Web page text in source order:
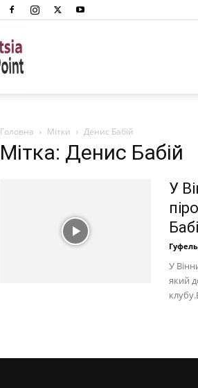
Преспоінт
Головна Мітки Денис Бабій
Мітка: Денис Бабій
У
У
який